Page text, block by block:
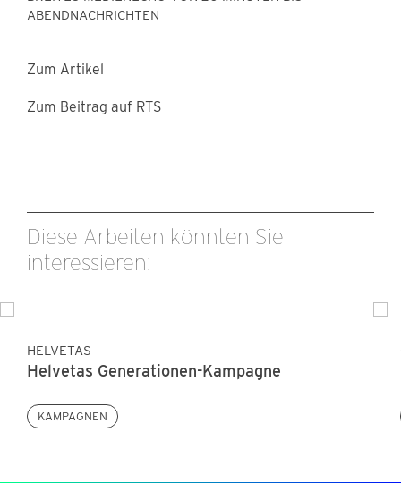
ABENDNACHRICHTEN
Zum Artikel
Zum Beitrag auf RTS
Diese Arbeiten könnten Sie
interessieren:
HELVETAS
Helvetas Generationen-Kampagne
KAMPAGNEN